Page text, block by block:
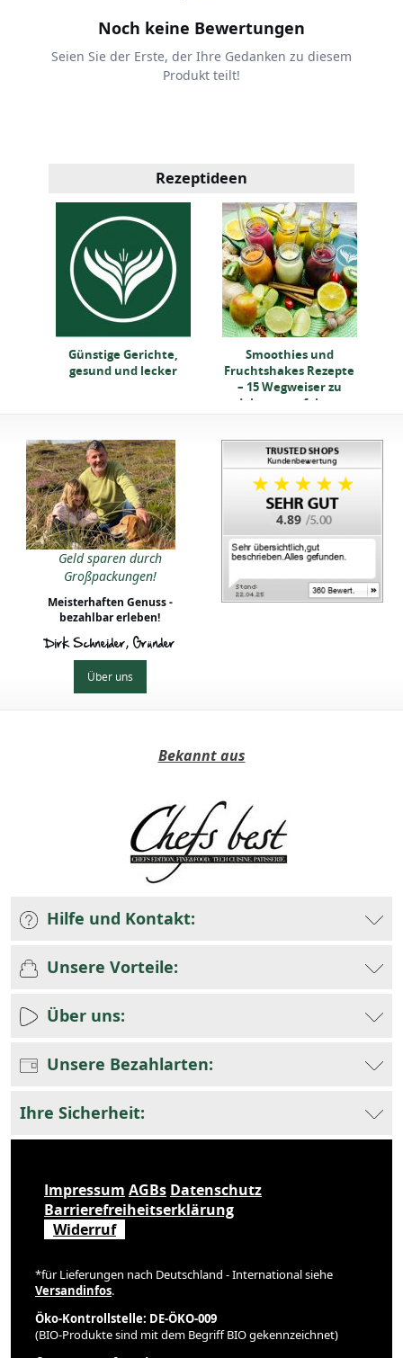
Noch keine Bewertungen
Seien Sie der Erste, der Ihre Gedanken zu diesem
Produkt teilt!
Rezeptideen
Günstige Gerichte,
gesund und lecker
Smoothies und
Fruchtshakes Rezepte
– 15 Wegweiser zu
deinem perfekten
Geld sparen durch
Großpackungen!
Meisterhaften Genuss -
bezahlbar erleben!
Dirk Schneider, Gründer
Über uns
4.89
Bekannt aus
Hilfe und Kontakt:
Unsere Vorteile:
Über uns:
Unsere Bezahlarten:
Ihre Sicherheit:
Impressum AGBs Datenschutz
Barrierefreiheitserklärung
Widerruf
*für Lieferungen nach Deutschland - International siehe
Versandinfos.
Öko-Kontrollstelle: DE-ÖKO-009
(BIO-Produkte sind mit dem Begriff BIO gekennzeichnet)